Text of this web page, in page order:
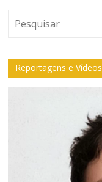
Reportagens e Vídeos